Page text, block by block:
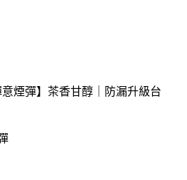
意煙彈】茶香甘醇｜防漏升級台